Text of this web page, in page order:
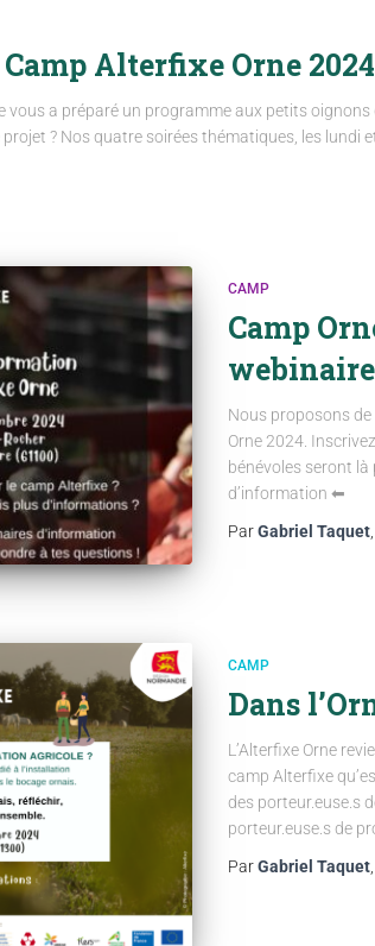
Alterfixe Orne 2024
vous a préparé un programme aux petits
? Nos quatre soirées thématiques, les lundi
CAMP
Camp
Nous proposons
Orne 2024.
bénévoles seront
d’information ⬅
ParGabriel Taquet
CAMP
Dans
L’Alterfixe Orne
camp Alterfixe
des porteur.euse.s
porteur.euse.s de
ParGabriel Taquet